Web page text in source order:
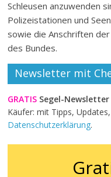
Schleusen anzuwenden
Polizeistationen und
sowie die Anschriften
des Bundes.
Newsletter mit
GRATIS Segel-Newsletter
Käufer: mit Tipps,
Datenschutzerklärung.